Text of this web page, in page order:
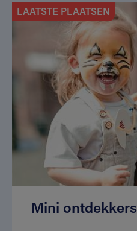
LAATSTE PLAATSEN
Mini ontdekkers